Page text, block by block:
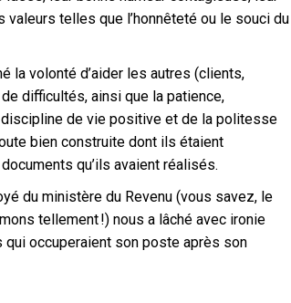
valeurs telles que l’honnêteté ou le souci du
la volonté d’aider les autres (clients,
difficultés, ainsi que la patience,
discipline de vie positive et de la politesse
bien construite dont ils étaient
qu’ils avaient réalisés.
du ministère du Revenu (vous savez, le
tellement !) nous a lâché avec ironie
occuperaient son poste après son